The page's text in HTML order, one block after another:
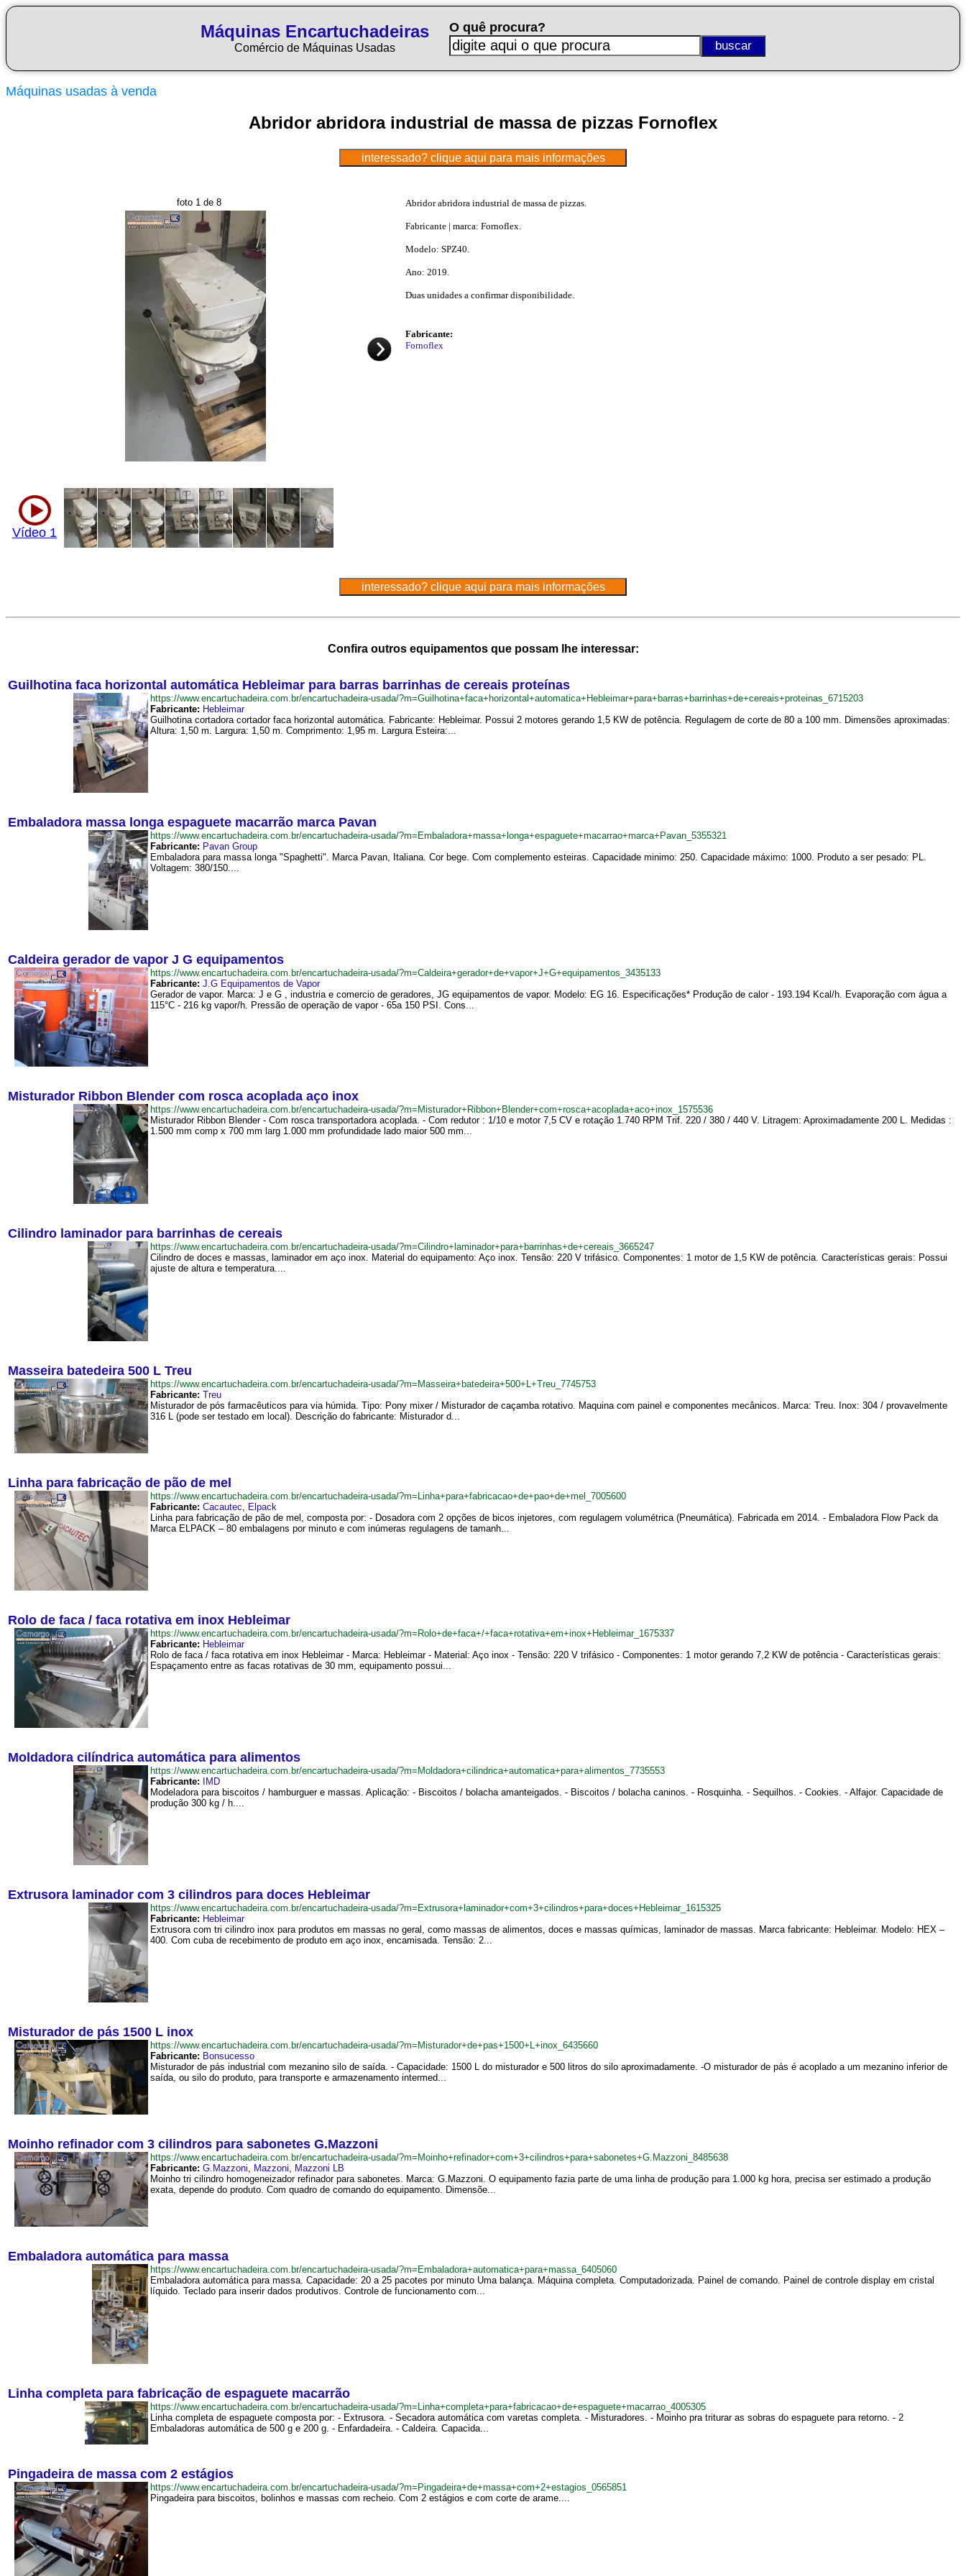
Máquinas Encartuchadeiras
Comércio de Máquinas Usadas
O quê procura?
Máquinas usadas à venda
Abridor abridora industrial de massa de pizzas Fornoflex
foto 1 de 8
Vídeo 1
Abridor abridora industrial de massa de pizzas.
Fabricante | marca: Fornoflex.
Modelo: SPZ40.
Ano: 2019.
Duas unidades a confirmar disponibilidade.
Fabricante:
Fornoflex
Confira outros equipamentos que possam lhe interessar:
Guilhotina faca horizontal automática Hebleimar para barras barrinhas de cereais proteínas
https://www.encartuchadeira.com.br/encartuchadeira-usada/?m=Guilhotina+faca+horizontal+automatica+Hebleimar+para+barras+barrinhas+de+cereais+proteinas_6715203
Fabricante: Hebleimar
Guilhotina cortadora cortador faca horizontal automática. Fabricante: Hebleimar. Possui 2 motores gerando 1,5 KW de potência. Regulagem de corte de 80 a 100 mm. Dimensões aproximadas:
Altura: 1,50 m. Largura: 1,50 m. Comprimento: 1,95 m. Largura Esteira:...
Embaladora massa longa espaguete macarrão marca Pavan
https://www.encartuchadeira.com.br/encartuchadeira-usada/?m=Embaladora+massa+longa+espaguete+macarrao+marca+Pavan_5355321
Fabricante: Pavan Group
Embaladora para massa longa "Spaghetti". Marca Pavan, Italiana. Cor bege. Com complemento esteiras. Capacidade minimo: 250. Capacidade máximo: 1000. Produto a ser pesado: PL.
Voltagem: 380/150....
Caldeira gerador de vapor J G equipamentos
https://www.encartuchadeira.com.br/encartuchadeira-usada/?m=Caldeira+gerador+de+vapor+J+G+equipamentos_3435133
Fabricante: J.G Equipamentos de Vapor
Gerador de vapor. Marca: J e G , industria e comercio de geradores, JG equipamentos de vapor. Modelo: EG 16. Especificações* Produção de calor - 193.194 Kcal/h. Evaporação com água a
115°C - 216 kg vapor/h. Pressão de operação de vapor - 65a 150 PSI. Cons...
Misturador Ribbon Blender com rosca acoplada aço inox
https://www.encartuchadeira.com.br/encartuchadeira-usada/?m=Misturador+Ribbon+Blender+com+rosca+acoplada+aco+inox_1575536
Misturador Ribbon Blender - Com rosca transportadora acoplada. - Com redutor : 1/10 e motor 7,5 CV e rotação 1.740 RPM Trif. 220 / 380 / 440 V. Litragem: Aproximadamente 200 L. Medidas :
1.500 mm comp x 700 mm larg 1.000 mm profundidade lado maior 500 mm...
Cilindro laminador para barrinhas de cereais
https://www.encartuchadeira.com.br/encartuchadeira-usada/?m=Cilindro+laminador+para+barrinhas+de+cereais_3665247
Cilindro de doces e massas, laminador em aço inox. Material do equipamento: Aço inox. Tensão: 220 V trifásico. Componentes: 1 motor de 1,5 KW de potência. Características gerais: Possui
ajuste de altura e temperatura....
Masseira batedeira 500 L Treu
https://www.encartuchadeira.com.br/encartuchadeira-usada/?m=Masseira+batedeira+500+L+Treu_7745753
Fabricante: Treu
Misturador de pós farmacêuticos para via húmida. Tipo: Pony mixer / Misturador de caçamba rotativo. Maquina com painel e componentes mecânicos. Marca: Treu. Inox: 304 / provavelmente
316 L (pode ser testado em local). Descrição do fabricante: Misturador d...
Linha para fabricação de pão de mel
https://www.encartuchadeira.com.br/encartuchadeira-usada/?m=Linha+para+fabricacao+de+pao+de+mel_7005600
Fabricante: Cacautec, Elpack
Linha para fabricação de pão de mel, composta por: - Dosadora com 2 opções de bicos injetores, com regulagem volumétrica (Pneumática). Fabricada em 2014. - Embaladora Flow Pack da
Marca ELPACK – 80 embalagens por minuto e com inúmeras regulagens de tamanh...
Rolo de faca / faca rotativa em inox Hebleimar
https://www.encartuchadeira.com.br/encartuchadeira-usada/?m=Rolo+de+faca+/+faca+rotativa+em+inox+Hebleimar_1675337
Fabricante: Hebleimar
Rolo de faca / faca rotativa em inox Hebleimar - Marca: Hebleimar - Material: Aço inox - Tensão: 220 V trifásico - Componentes: 1 motor gerando 7,2 KW de potência - Características gerais:
Espaçamento entre as facas rotativas de 30 mm, equipamento possui...
Moldadora cilíndrica automática para alimentos
https://www.encartuchadeira.com.br/encartuchadeira-usada/?m=Moldadora+cilindrica+automatica+para+alimentos_7735553
Fabricante:
IMD
Modeladora para biscoitos / hamburguer e massas. Aplicação: - Biscoitos / bolacha amanteigados. - Biscoitos / bolacha caninos. - Rosquinha. - Sequilhos. - Cookies. - Alfajor. Capacidade de
produção 300 kg / h....
Extrusora laminador com 3 cilindros para doces Hebleimar
https://www.encartuchadeira.com.br/encartuchadeira-usada/?m=Extrusora+laminador+com+3+cilindros+para+doces+Hebleimar_1615325
Fabricante: Hebleimar
Extrusora com tri cilindro inox para produtos em massas no geral, como massas de alimentos, doces e massas químicas, laminador de massas. Marca fabricante: Hebleimar. Modelo: HEX –
400. Com cuba de recebimento de produto em aço inox, encamisada. Tensão: 2...
Misturador de pás 1500 L inox
https://www.encartuchadeira.com.br/encartuchadeira-usada/?m=Misturador+de+pas+1500+L+inox_6435660
Fabricante: Bonsucesso
Misturador de pás industrial com mezanino silo de saída. - Capacidade: 1500 L do misturador e 500 litros do silo aproximadamente. -O misturador de pás é acoplado a um mezanino inferior de
saída, ou silo do produto, para transporte e armazenamento intermed...
Moinho refinador com 3 cilindros para sabonetes G.Mazzoni
https://www.encartuchadeira.com.br/encartuchadeira-usada/?m=Moinho+refinador+com+3+cilindros+para+sabonetes+G.Mazzoni_8485638
Fabricante: G.Mazzoni, Mazzoni, Mazzoni LB
Moinho tri cilindro homogeneizador refinador para sabonetes. Marca: G.Mazzoni. O equipamento fazia parte de uma linha de produção para 1.000 kg hora, precisa ser estimado a produção
exata, depende do produto. Com quadro de comando do equipamento. Dimensõe...
Embaladora automática para massa
https://www.encartuchadeira.com.br/encartuchadeira-usada/?m=Embaladora+automatica+para+massa_6405060
Embaladora automática para massa. Capacidade: 20 a 25 pacotes por minuto Uma balança. Máquina completa. Computadorizada. Painel de comando. Painel de controle display em cristal
líquido. Teclado para inserir dados produtivos. Controle de funcionamento com...
Linha completa para fabricação de espaguete macarrão
https://www.encartuchadeira.com.br/encartuchadeira-usada/?m=Linha+completa+para+fabricacao+de+espaguete+macarrao_4005305
Linha completa de espaguete composta por: - Extrusora. - Secadora automática com varetas completa. - Misturadores. - Moinho pra triturar as sobras do espaguete para retorno. - 2
Embaladoras automática de 500 g e 200 g. - Enfardadeira. - Caldeira. Capacida...
Pingadeira de massa com 2 estágios
https://www.encartuchadeira.com.br/encartuchadeira-usada/?m=Pingadeira+de+massa+com+2+estagios_0565851
Pingadeira para biscoitos, bolinhos e massas com recheio. Com 2 estágios e com corte de arame....